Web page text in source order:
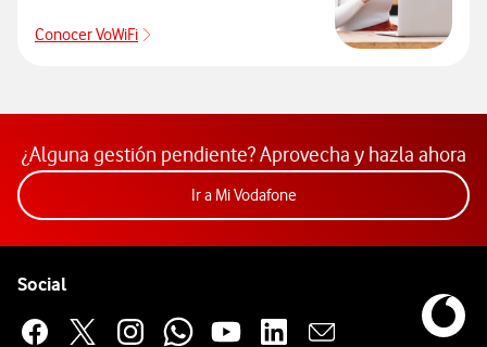
Conocer VoWiFi
¿Alguna gestión pendiente? Aprovecha y hazla ahora
Ir a Mi VodafoneAcceder a la app Mi
Social